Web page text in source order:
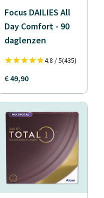
Focus DAILIES All
Day Comfort - 90
daglenzen
4.8 / 5(435)
€ 49,90